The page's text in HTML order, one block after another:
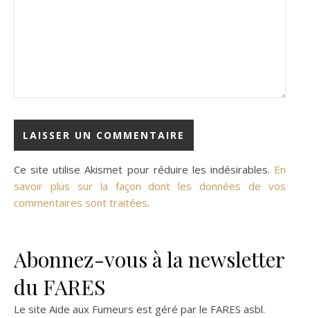
Ce site utilise Akismet pour réduire les indésirables. En
savoir plus sur la façon dont les données de vos
commentaires sont traitées.
Abonnez-vous à la newsletter
du FARES
Le site Aide aux Fumeurs est géré par le FARES asbl.